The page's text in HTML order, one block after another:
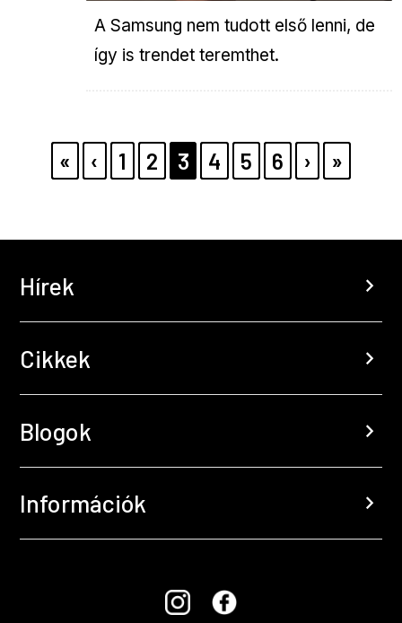
A Samsung nem tudott első lenni, de
így is trendet teremthet.
PaginationELSŐ
OLDAL
«
ELŐZŐ
OLDAL
‹ PAGE
1 PAGE
2 PAGE
3 PAGE
4 PAGE
5 PAGE
6
OLDAL
›
OLDAL
»
Hírek chevron_right
Cikkek chevron_right
Blogok chevron_right
Információk chevron_right